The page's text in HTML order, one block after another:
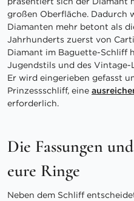
großen Oberfläche. Dadurch
Diamanten mehr betont als
Jahrhunderts zuerst von
Diamant im Baguette-Schliff
Jugendstils und des
Er wird eingerieben gefasst
Prinzessschliff, eine
erforderlich.
Die Fassungen
eure Ringe
Neben dem Schliff